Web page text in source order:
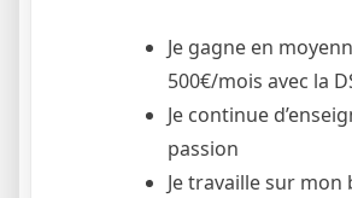
Je gagne en
500€/mois avec la
Je continue
passion
Je travaille sur mon